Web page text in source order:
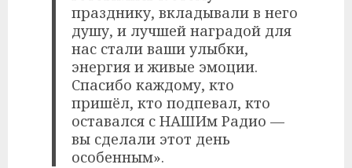
празднику, вкладывали в него
душу, и лучшей наградой для
нас стали ваши улыбки,
энергия и живые эмоции.
Спасибо каждому, кто
пришёл, кто подпевал, кто
оставался с НАШИм Радио —
вы сделали этот день
особенным».